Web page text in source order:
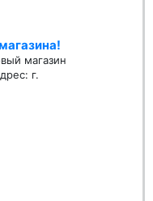
магазин
г.